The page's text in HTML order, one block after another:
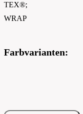
TEX®;
WRAP
Farbvarianten: